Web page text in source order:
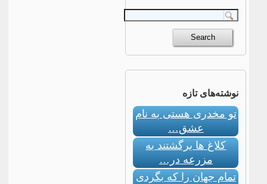
نوشته‌های تازه
تو مخدری هستی به نام
عشق…
کلاغ ها برگشتند به
مزرعه در…
تمام جهان را که بگردی